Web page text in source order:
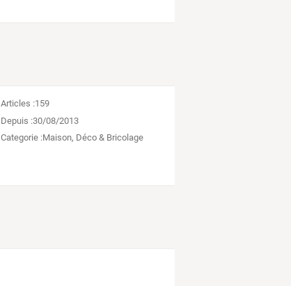
Articles :159
Depuis :30/08/2013
Categorie :Maison, Déco & Bricolage